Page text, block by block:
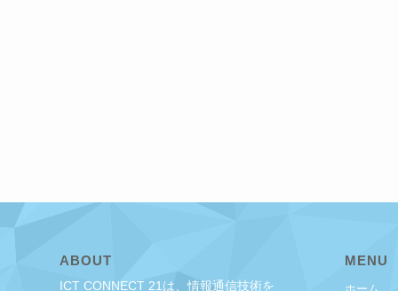
ABOUT
ICT CONNECT 21は、情報通信技術を
MENU